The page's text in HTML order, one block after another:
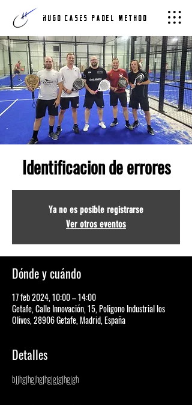
hugo cases PADEL METHOD
Identificacion de errores
Ya no es posible registrarse
Ver otros eventos
Dónde y cuándo
17 feb 2024, 10:00 – 14:00
Getafe, Calle Innovación, 15, Poligono Industrial los
Olivos, 28906 Getafe, Madrid, España
Detalles
bjjhgjhgjhgjhgjgjgjhgjgh